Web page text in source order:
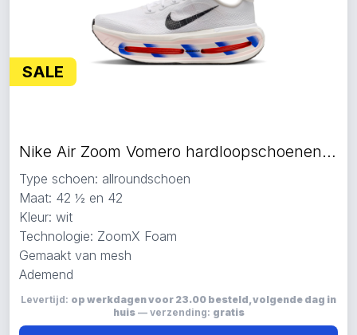
SALE
Nike Air Zoom Vomero hardloopschoenen wit
Type schoen: allroundschoen
Maat: 42 ½ en 42
Kleur: wit
Technologie: ZoomX Foam
Gemaakt van mesh
Ademend
Levertijd: op werkdagen voor 23.00 besteld, volgende dag in
huis— verzending: gratis